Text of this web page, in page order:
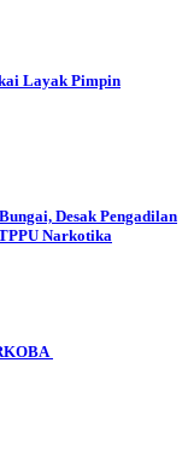
Layak Pimpin
Desak Pengadilan
Narkotika